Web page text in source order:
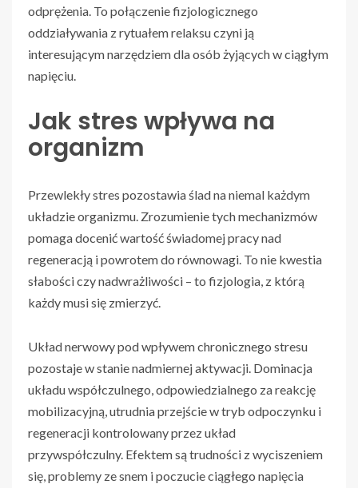
odprężenia. To połączenie fizjologicznego
oddziaływania z rytuałem relaksu czyni ją
interesującym narzędziem dla osób żyjących w ciągłym
napięciu.
Jak stres wpływa na
organizm
Przewlekły stres pozostawia ślad na niemal każdym
układzie organizmu. Zrozumienie tych mechanizmów
pomaga docenić wartość świadomej pracy nad
regeneracją i powrotem do równowagi. To nie kwestia
słabości czy nadwrażliwości – to fizjologia, z którą
każdy musi się zmierzyć.
Układ nerwowy pod wpływem chronicznego stresu
pozostaje w stanie nadmiernej aktywacji. Dominacja
układu współczulnego, odpowiedzialnego za reakcję
mobilizacyjną, utrudnia przejście w tryb odpoczynku i
regeneracji kontrolowany przez układ
przywspółczulny. Efektem są trudności z wyciszeniem
się, problemy ze snem i poczucie ciągłego napięcia